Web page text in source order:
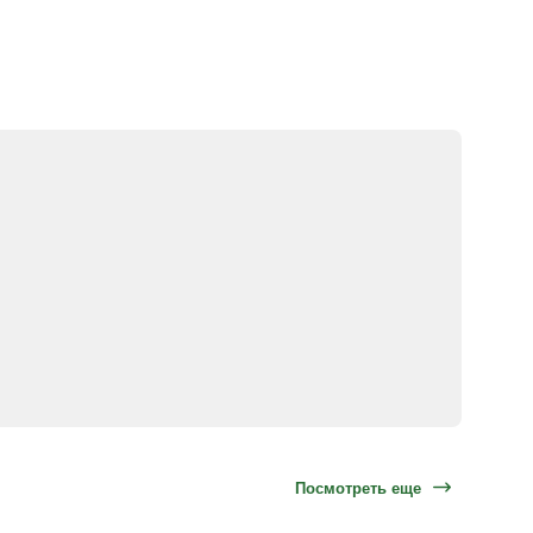
Посмотреть еще